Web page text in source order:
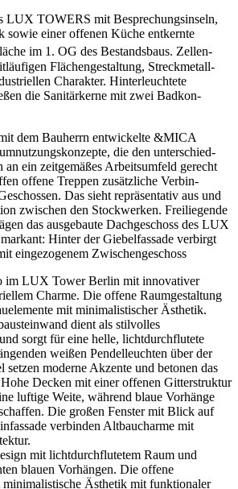
LUX TOWERS mit Bespre­chungs­inseln,
sowie einer offenen Küche entkernte
im 1. OG des Bestandsbaus. Zellen­
Flächen­ge­staltung, Streck­me­tall­
Charakter. Hinter­leuchtete
die Sanitär­kerne mit zwei Badkon­
dem Bauherrn entwi­ckelte &MICA
die den unter­schied­
ein zeitge­mäßes Arbeits­umfeld gerecht
offene Treppen zusätz­liche Verbin­
Das sieht reprä­sen­tativ aus und
zwischen den Stock­werken. Freilie­gende
das ausge­baute Dachge­schoss des LUX
Hinter der Giebel­fassade verbirgt
einge­zo­genem Zwischen­ge­schoss